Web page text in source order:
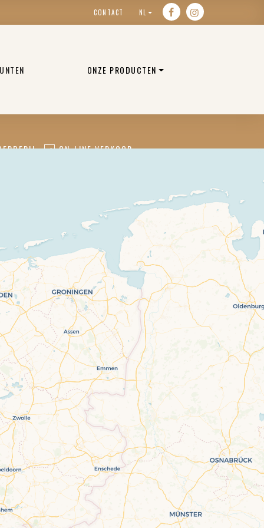
CONTACT NL
ONZE PRODUCTEN
ON-LINE VERKOOP